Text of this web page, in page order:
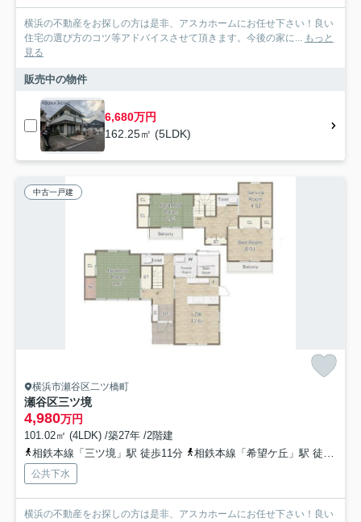
横浜の不動産をお探しの方は是非、アスカホームにお任せ下さい！良い
住宅の選び方のコツ等アドバイスさせて頂きます。今後の家に... もっと
見る
販売中の物件
6,680万円
162.25㎡ (5LDK)
中古一戸建
横浜市瀬谷区二ツ橋町
瀬谷区三ツ境
4,980万円
101.02㎡ (4LDK) /築27年 /2階建
相鉄本線「三ツ境」駅 徒歩11分
相鉄本線「希望ケ丘」駅 徒歩24分
公共下水
横浜の不動産をお探しの方は是非、アスカホームにお任せ下さい！良い